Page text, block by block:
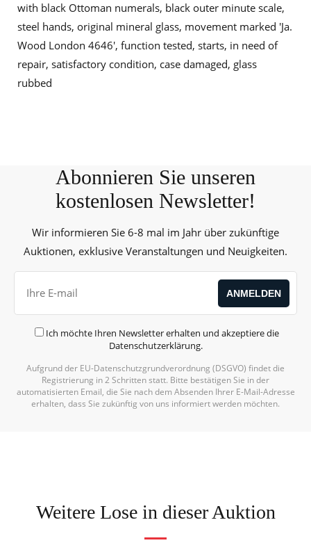
with black Ottoman numerals, black outer minute scale,
steel hands, original mineral glass, movement marked 'Ja.
Wood London 4646', function tested, starts, in need of
repair, satisfactory condition, case damaged, glass
rubbed
Abonnieren Sie unseren
kostenlosen Newsletter!
Wir informieren Sie 6-8 mal im Jahr über zukünftige
Auktionen, exklusive Veranstaltungen und Neuigkeiten.
Ich möchte Ihren Newsletter erhalten und akzeptiere die
Datenschutzerklärung.
Aufgrund der EU-Datenschutzgrundverordnung (DSGVO) findet die
Registrierung in 2 Schritten statt. Bitte bestätigen Sie in der
automatisierten Email, die Sie nach dem Absenden Ihrer E-Mail-Adresse
erhalten, dass Sie zukünftig von uns informiert werden möchten.
Weitere Lose in dieser Auktion